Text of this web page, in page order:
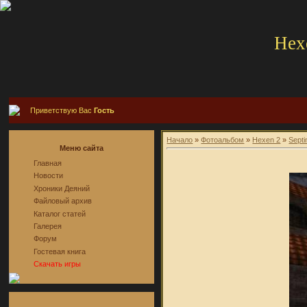
Приветствую ВасГость
Меню сайта
Главная
Новости
Хроники Деяний
Файловый архив
Каталог статей
Галерея
Форум
Гостевая книга
Скачать игры
Начало »Фотоальбом » Hexen 2 »